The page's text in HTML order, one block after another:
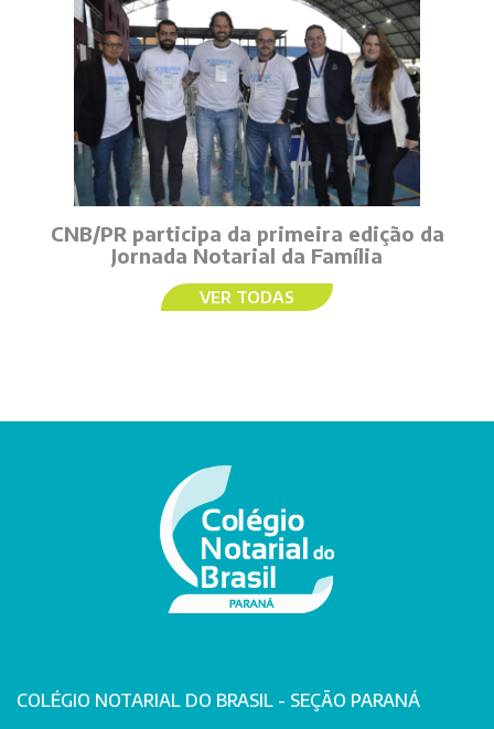
CNB/PR participa da primeira edição da
Jornada Notarial da Família
VER TODAS
COLÉGIO NOTARIAL DO BRASIL - SEÇÃO PARANÁ